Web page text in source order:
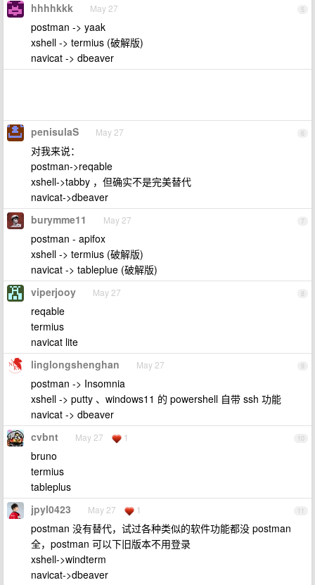
5
hhhhkkk May 27
postman -> yaak
xshell -> termius (破解版)
navicat -> dbeaver
6
penisulaS May 27
对我来说：
postman->reqable
xshell->tabby ，但确实不是完美替代
navicat->dbeaver
7
burymme11 May 27
postman - apifox
xshell -> termius (破解版)
navicat -> tableplue (破解版)
8
viperjooy May 27
reqable
termius
navicat lite
9
linglongshenghan May 27
postman -> Insomnia
xshell -> putty 、windows11 的 powershell 自带 ssh 功能
navicat -> dbeaver
10
cvbnt May 27 1
bruno
termius
tableplus
11
jpyl0423 May 27 1
postman 没有替代，试过各种类似的软件功能都没 postman
全，postman 可以下旧版本不用登录
xshell->windterm
navicat->dbeaver